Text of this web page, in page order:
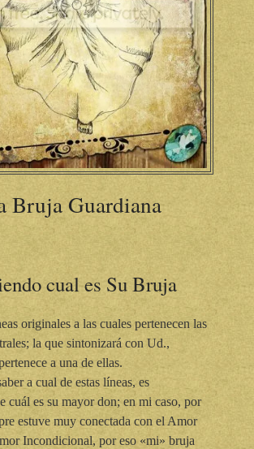
Bruja Guardiana
cual es Su Bruja
originales a las cuales pertenecen las
la que sintonizará con Ud.,
a una de ellas.
a cual de estas líneas, es
cuál es su mayor don; en mi caso, por
estuve muy conectada con el Amor
Incondicional, por eso «mi» bruja